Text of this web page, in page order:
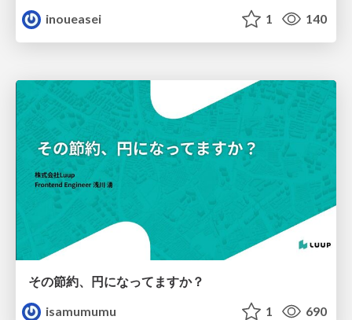
inoueasei
1 140
その節約、円になってますか？
isamumumu
1 690